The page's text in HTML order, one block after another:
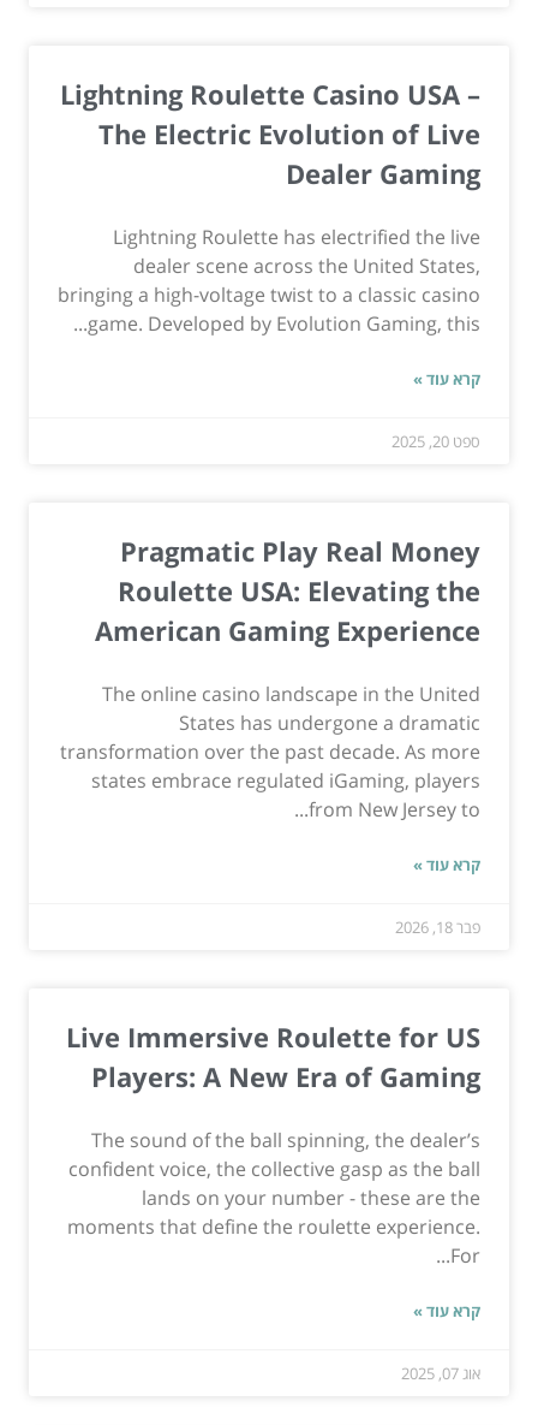
Lightning Roulette Casino USA –
The Electric Evolution of Live
Dealer Gaming
Lightning Roulette has electrified the live
dealer scene across the United States,
bringing a high-voltage twist to a classic casino
game. Developed by Evolution Gaming, this...
קרא עוד »
ספט 20, 2025
Pragmatic Play Real Money
Roulette USA: Elevating the
American Gaming Experience
The online casino landscape in the United
States has undergone a dramatic
transformation over the past decade. As more
states embrace regulated iGaming, players
from New Jersey to...
קרא עוד »
פבר 18, 2026
Live Immersive Roulette for US
Players: A New Era of Gaming
The sound of the ball spinning, the dealer’s
confident voice, the collective gasp as the ball
lands on your number - these are the
moments that define the roulette experience.
For...
קרא עוד »
אוג 07, 2025